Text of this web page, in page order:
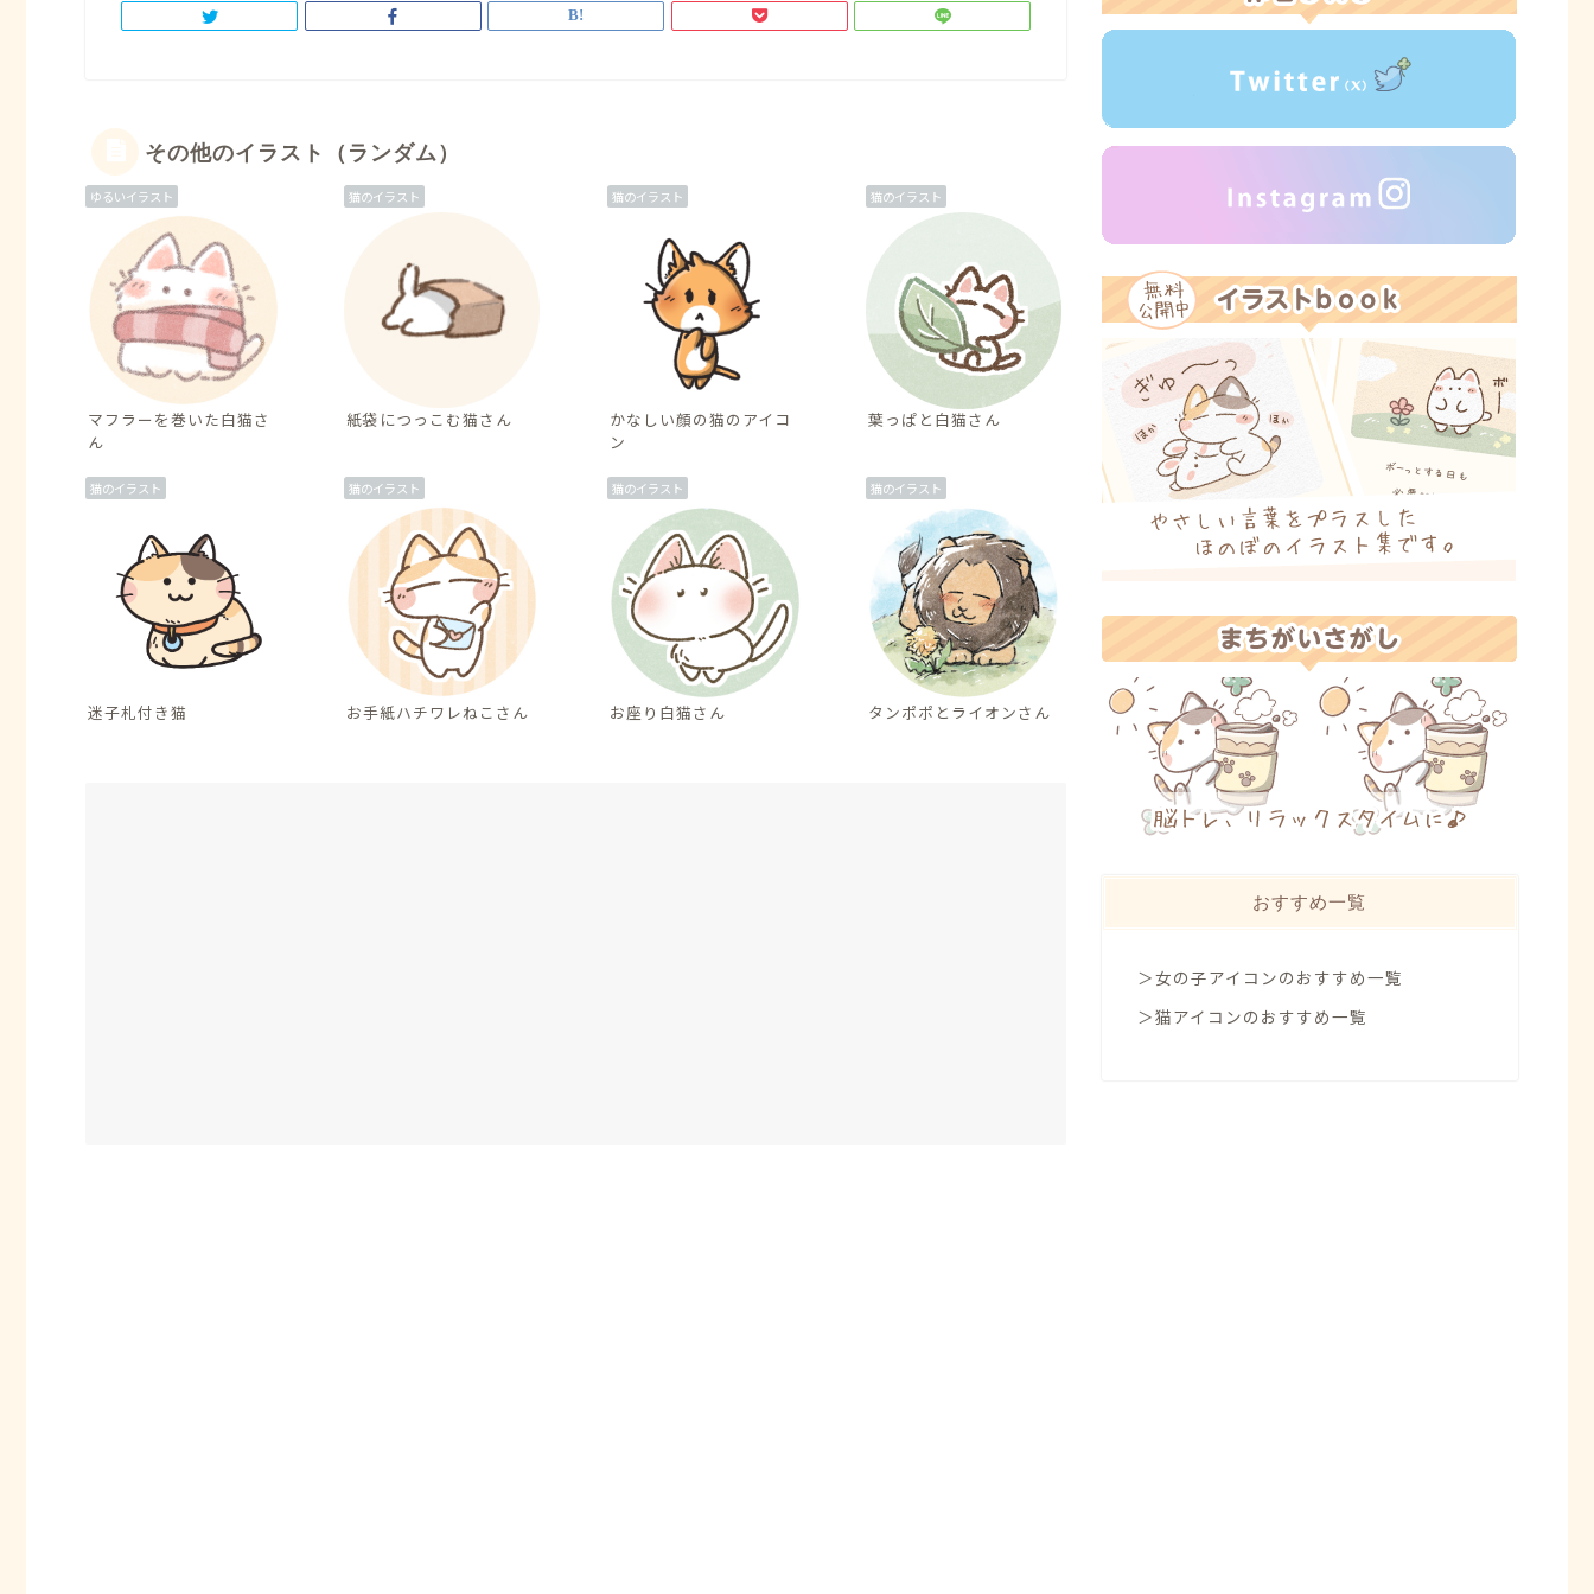
その他のイラスト（ランダム）
ゆるいイラスト
マフラーを巻いた白猫さ
ん
猫のイラスト
紙袋につっこむ猫さん
猫のイラスト
かなしい顔の猫のアイコ
ン
猫のイラスト
葉っぱと白猫さん
猫のイラスト
迷子札付き猫
猫のイラスト
お手紙ハチワレねこさん
猫のイラスト
お座り白猫さん
猫のイラスト
タンポポとライオンさん
おすすめ一覧
＞女の子アイコンのおすすめ一覧
＞猫アイコンのおすすめ一覧